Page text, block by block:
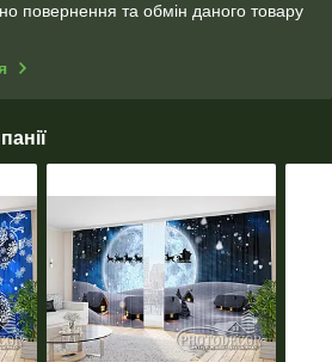
повернення та обмін даного товару